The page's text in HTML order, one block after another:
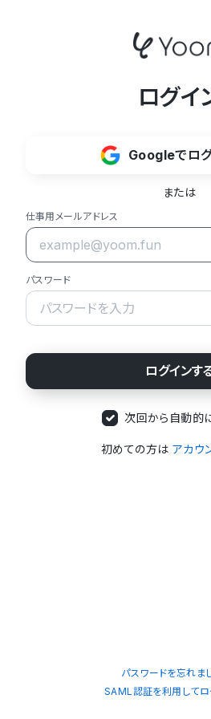
ログイ
Googleでログ
または
仕事用メールアドレス
パスワード
次回から自動的
初めての方は アカウ
パスワードを忘れま
SAML認証を利用してロ